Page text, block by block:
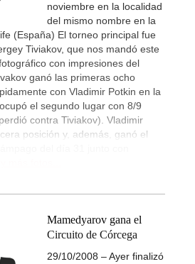
noviembre en la localidad
del mismo nombre en la
(España) El torneo principal fue
Tiviakov, que nos mandó este
con impresiones del
ganó las primeras ocho
con Vladimir Potkin en la
el segundo lugar con 8/9
contra Tiviakov). Vladimir
posición y, además, ganó el
Mamedyarov gana el
Circuito de Córcega
29/10/2008 – Ayer finalizó